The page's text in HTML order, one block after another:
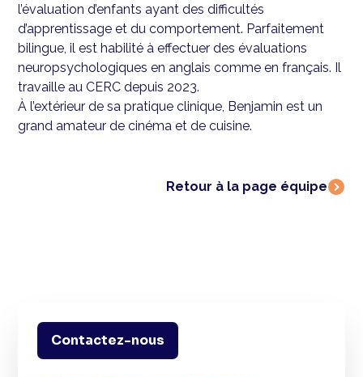
l’évaluation d’enfants ayant des difficultés
d’apprentissage et du comportement. Parfaitement
bilingue, il est habilité à effectuer des évaluations
neuropsychologiques en anglais comme en français. Il
travaille au CERC depuis 2023.
À l’extérieur de sa pratique clinique, Benjamin est un
grand amateur de cinéma et de cuisine.
Retour à la page équipe
Contactez-nous